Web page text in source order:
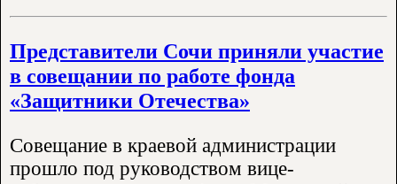
Представители Сочи приняли участие
в совещании по работе фонда
«Защитники Отечества»
Совещание в краевой администрации
прошло под руководством вице-